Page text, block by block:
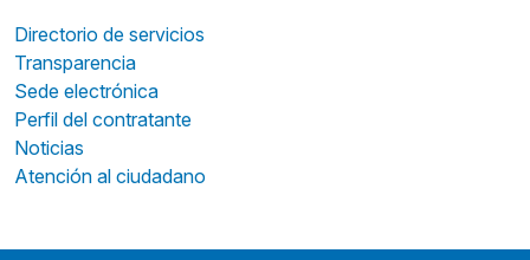
Directorio de servicios
Transparencia
Sede electrónica
Perfil del contratante
Noticias
Atención al ciudadano